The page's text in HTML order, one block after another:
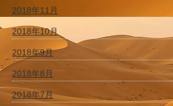
2018年11月
2018年10月
2018年9月
2018年8月
2018年7月